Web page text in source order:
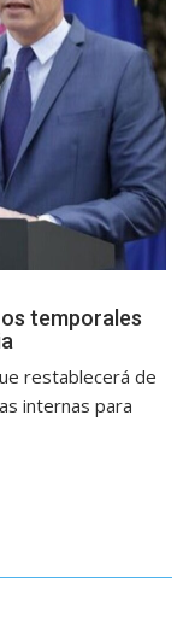
temporales
restablecerá de
internas para